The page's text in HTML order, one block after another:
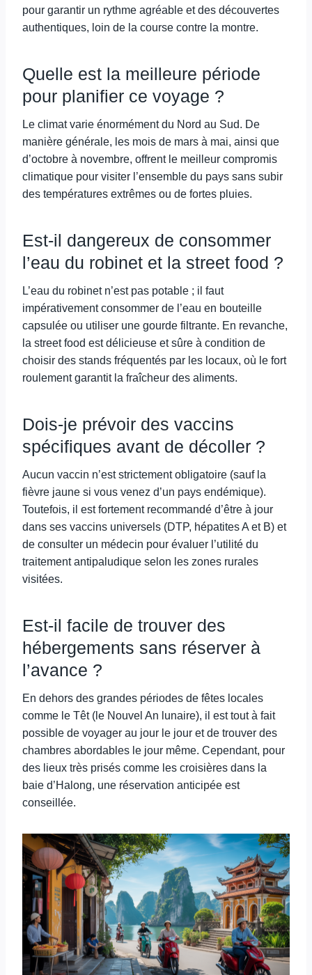
pour garantir un rythme agréable et des découvertes
authentiques, loin de la course contre la montre.
Quelle est la meilleure période
pour planifier ce voyage ?
Le climat varie énormément du Nord au Sud. De
manière générale, les mois de mars à mai, ainsi que
d’octobre à novembre, offrent le meilleur compromis
climatique pour visiter l’ensemble du pays sans subir
des températures extrêmes ou de fortes pluies.
Est-il dangereux de consommer
l’eau du robinet et la street food ?
L’eau du robinet n’est pas potable ; il faut
impérativement consommer de l’eau en bouteille
capsulée ou utiliser une gourde filtrante. En revanche,
la street food est délicieuse et sûre à condition de
choisir des stands fréquentés par les locaux, où le fort
roulement garantit la fraîcheur des aliments.
Dois-je prévoir des vaccins
spécifiques avant de décoller ?
Aucun vaccin n’est strictement obligatoire (sauf la
fièvre jaune si vous venez d’un pays endémique).
Toutefois, il est fortement recommandé d’être à jour
dans ses vaccins universels (DTP, hépatites A et B) et
de consulter un médecin pour évaluer l’utilité du
traitement antipaludique selon les zones rurales
visitées.
Est-il facile de trouver des
hébergements sans réserver à
l’avance ?
En dehors des grandes périodes de fêtes locales
comme le Têt (le Nouvel An lunaire), il est tout à fait
possible de voyager au jour le jour et de trouver des
chambres abordables le jour même. Cependant, pour
des lieux très prisés comme les croisières dans la
baie d’Halong, une réservation anticipée est
conseillée.